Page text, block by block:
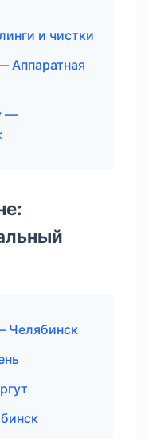
и чистки
Аппаратная
—
Челябинск